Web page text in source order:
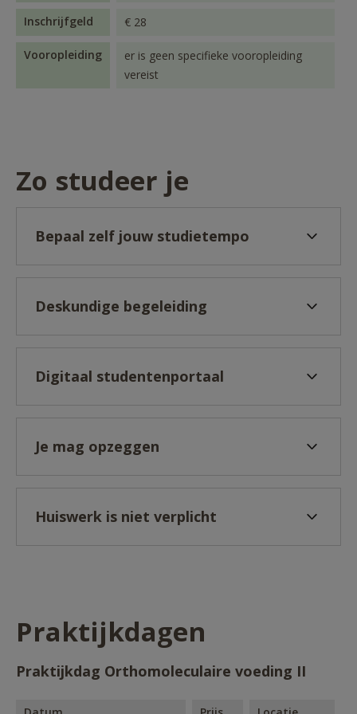
Inschrijfgeld € 28
Vooropleiding
er is geen specifieke vooropleiding
vereist
Zo studeer je
Bepaal zelf jouw studietempo
Deskundige begeleiding
Digitaal studentenportaal
Je mag opzeggen
Huiswerk is niet verplicht
Praktijkdagen
Praktijkdag Orthomoleculaire voeding II